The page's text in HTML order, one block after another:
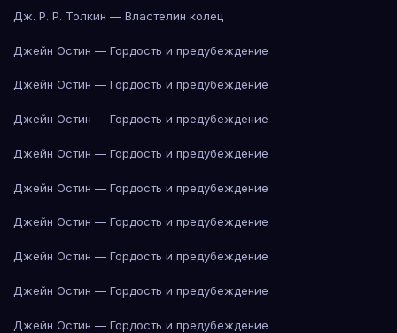
Дж. Р. Р. Толкин — Властелин колец
Джейн Остин — Гордость и предубеждение
Джейн Остин — Гордость и предубеждение
Джейн Остин — Гордость и предубеждение
Джейн Остин — Гордость и предубеждение
Джейн Остин — Гордость и предубеждение
Джейн Остин — Гордость и предубеждение
Джейн Остин — Гордость и предубеждение
Джейн Остин — Гордость и предубеждение
Джейн Остин — Гордость и предубеждение